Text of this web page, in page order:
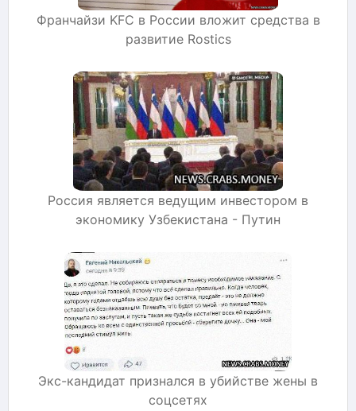
Франчайзи KFC в России вложит средства в
развитие Rostics
Россия является ведущим инвестором в
экономику Узбекистана - Путин
Экс-кандидат признался в убийстве жены в
соцсетях